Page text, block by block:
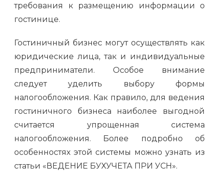
требования к размещению информации о
гостинице.
Гостиничный бизнес могут осуществлять как
юридические лица, так и индивидуальные
предприниматели. Особое внимание
следует уделить выбору формы
налогообложения. Как правило, для ведения
гостиничного бизнеса наиболее выгодной
считается упрощенная система
налогообложения. Более подробно об
особенностях этой системы можно узнать из
статьи «ВЕДЕНИЕ БУХУЧЕТА ПРИ УСН».